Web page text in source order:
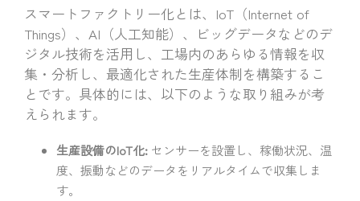
スマートファクトリー化とは、IoT（Internet of
Things）、AI（人工知能）、ビッグデータなどのデ
ジタル技術を活用し、工場内のあらゆる情報を収
集・分析し、最適化された生産体制を構築するこ
とです。具体的には、以下のような取り組みが考
えられます。
生産設備のIoT化: センサーを設置し、稼働状況、温
度、振動などのデータをリアルタイムで収集しま
す。